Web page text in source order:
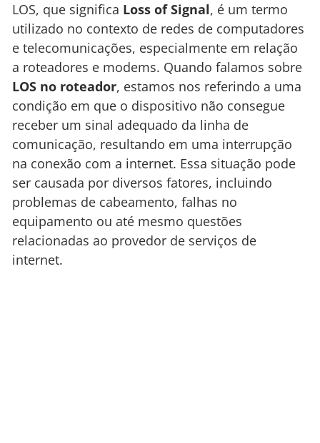
LOS, que significa Loss of Signal, é um termo
utilizado no contexto de redes de computadores
e telecomunicações, especialmente em relação
a roteadores e modems. Quando falamos sobre
LOS no roteador, estamos nos referindo a uma
condição em que o dispositivo não consegue
receber um sinal adequado da linha de
comunicação, resultando em uma interrupção
na conexão com a internet. Essa situação pode
ser causada por diversos fatores, incluindo
problemas de cabeamento, falhas no
equipamento ou até mesmo questões
relacionadas ao provedor de serviços de
internet.